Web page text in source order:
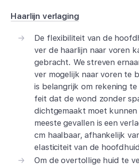
Haarlijn verlaging
De flexibiliteit van de
ver de haarlijn naar voren
gebracht. We streven
ver mogelijk naar voren te
is belangrijk om rekening
feit dat de wond zonder
dichtgemaakt moet
meeste gevallen is een
cm haalbaar, afhankelijk
elasticiteit van de
Om de overtollige huid te